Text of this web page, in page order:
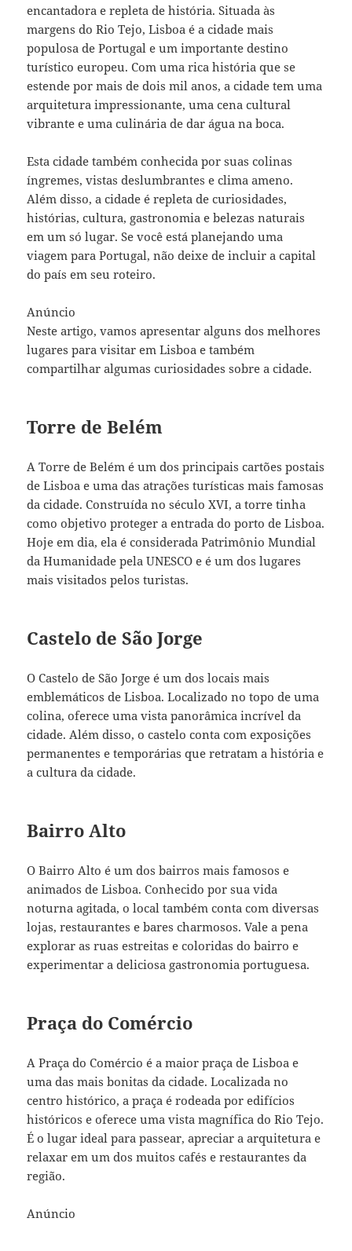
encantadora e repleta de história. Situada às
margens do Rio Tejo, Lisboa é a cidade mais
populosa de Portugal e um importante destino
turístico europeu. Com uma rica história que se
estende por mais de dois mil anos, a cidade tem uma
arquitetura impressionante, uma cena cultural
vibrante e uma culinária de dar água na boca.
Esta cidade também conhecida por suas colinas
íngremes, vistas deslumbrantes e clima ameno.
Além disso, a cidade é repleta de curiosidades,
histórias, cultura, gastronomia e belezas naturais
em um só lugar. Se você está planejando uma
viagem para Portugal, não deixe de incluir a capital
do país em seu roteiro.
Anúncio
Neste artigo, vamos apresentar alguns dos melhores
lugares para visitar em Lisboa e também
compartilhar algumas curiosidades sobre a cidade.
Torre de Belém
A Torre de Belém é um dos principais cartões postais
de Lisboa e uma das atrações turísticas mais famosas
da cidade. Construída no século XVI, a torre tinha
como objetivo proteger a entrada do porto de Lisboa.
Hoje em dia, ela é considerada Patrimônio Mundial
da Humanidade pela UNESCO e é um dos lugares
mais visitados pelos turistas.
Castelo de São Jorge
O Castelo de São Jorge é um dos locais mais
emblemáticos de Lisboa. Localizado no topo de uma
colina, oferece uma vista panorâmica incrível da
cidade. Além disso, o castelo conta com exposições
permanentes e temporárias que retratam a história e
a cultura da cidade.
Bairro Alto
O Bairro Alto é um dos bairros mais famosos e
animados de Lisboa. Conhecido por sua vida
noturna agitada, o local também conta com diversas
lojas, restaurantes e bares charmosos. Vale a pena
explorar as ruas estreitas e coloridas do bairro e
experimentar a deliciosa gastronomia portuguesa.
Praça do Comércio
A Praça do Comércio é a maior praça de Lisboa e
uma das mais bonitas da cidade. Localizada no
centro histórico, a praça é rodeada por edifícios
históricos e oferece uma vista magnífica do Rio Tejo.
É o lugar ideal para passear, apreciar a arquitetura e
relaxar em um dos muitos cafés e restaurantes da
região.
Anúncio